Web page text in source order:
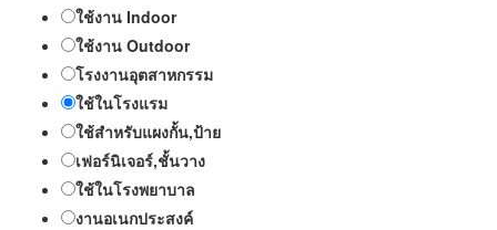
ใช้งาน Indoor
ใช้งาน Outdoor
โรงงานอุตสาหกรรม
ใช้ในโรงแรม
ใช้สำหรับแผงกั้น,ป้าย
เฟอร์นิเจอร์,ชั้นวาง
ใช้ในโรงพยาบาล
งานอเนกประสงค์